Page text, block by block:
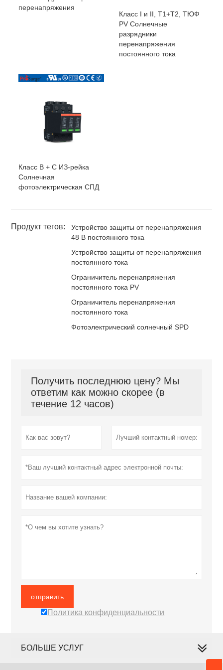
перенапряжения
Класс I и II, T1+T2, ТЮФ
PV Солнечные
разрядники
перенапряжения
постоянного тока
Класс B + C ИЗ-рейка
Солнечная
фотоэлектрическая СПД
Продукт тегов:
Устройство защиты от перенапряжения
48 В постоянного тока
Устройство защиты от перенапряжения
постоянного тока
Ограничитель перенапряжения
постоянного тока PV
Ограничитель перенапряжения
постоянного тока
Фотоэлектрический солнечный SPD
Получить последнюю цену? Мы
ответим как можно скорее (в
течение 12 часов)
отправить
Политика конфиденциальности
БОЛЬШЕ УСЛУГ